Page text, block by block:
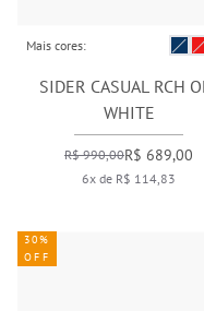
Mais cores:
SIDER CASUAL RCH
WHITE
R$ 990,00R$ 689,00
6x de R$ 114,83
30%
OFF